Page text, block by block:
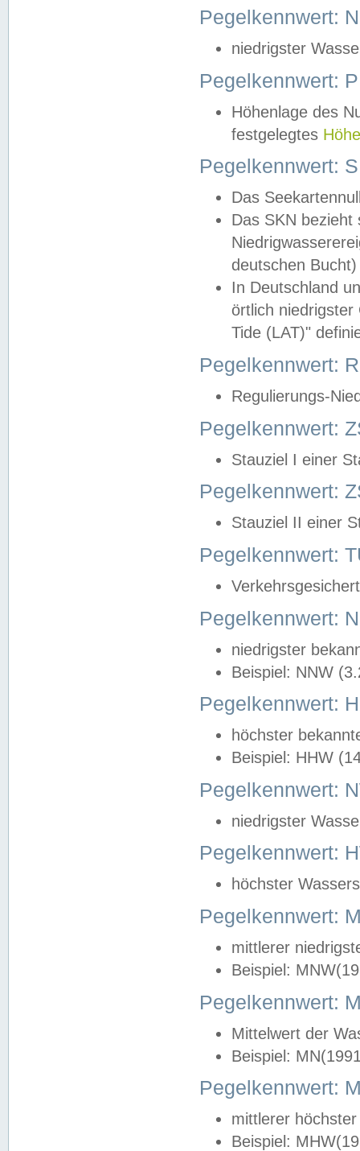
Pegelkennwert:
niedrigster
Pegelkennwert:
Höhenlage des
festgelegtes
Pegelkennwert:
Das
Das SKN
deutschen
In Deutschland
örtlich
Tide (LAT)"
Pegelkennwert:
Regulierungs-
Pegelkennwert:
Stauziel I einer
Pegelkennwert:
Stauziel II einer
Pegelkennwert:
Pegelkennwert:
niedrigster
Beispiel: NNW
Pegelkennwert:
höchster
Beispiel: HHW
Pegelkennwert:
niedrigster
Pegelkennwert:
höchster
Pegelkennwert:
mittlerer
Beispiel:
Pegelkennwert:
Mittelwert der
Beispiel:
Pegelkennwert:
mittlerer
Beispiel: